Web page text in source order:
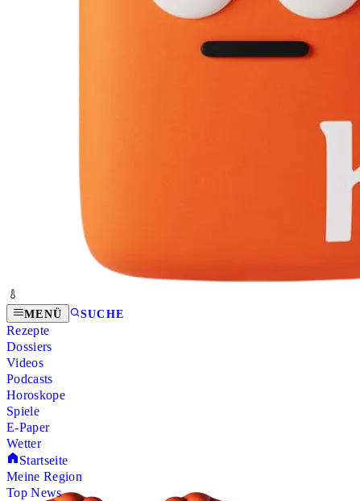
MENÜ SUCHE
Rezepte
Dossiers
Videos
Podcasts
Horoskope
Spiele
E-Paper
Wetter
Startseite
Meine Region
Top News